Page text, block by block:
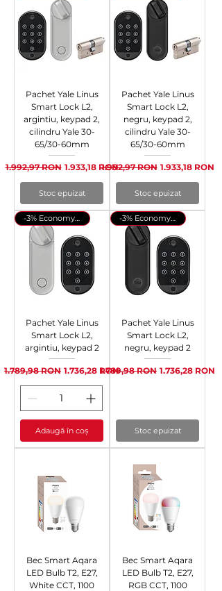
Pachet Yale Linus
Smart Lock L2,
argintiu, keypad 2,
cilindru Yale 30-
65/30-60mm
Preț normal
1.992,97 RON Preț redus
1.933,18 RON
Stoc epuizat
Pachet Yale Linus
Smart Lock L2,
negru, keypad 2,
cilindru Yale 30-
65/30-60mm
Preț normal
1.992,97 RON Preț redus
1.933,18 RON
Stoc epuizat
-3% Economy Pack
Pachet Yale Linus
Smart Lock L2,
argintiu, keypad 2
Preț normal
1.789,98 RON Preț redus
1.736,28 RON
Adaugă în coș
-3% Economy Pack
Pachet Yale Linus
Smart Lock L2,
negru, keypad 2
Preț normal
1.789,98 RON Preț redus
1.736,28 RON
Stoc epuizat
Bec Smart Aqara
LED Bulb T2, E27,
White CCT, 1100
Bec Smart Aqara
LED Bulb T2, E27,
RGB CCT, 1100